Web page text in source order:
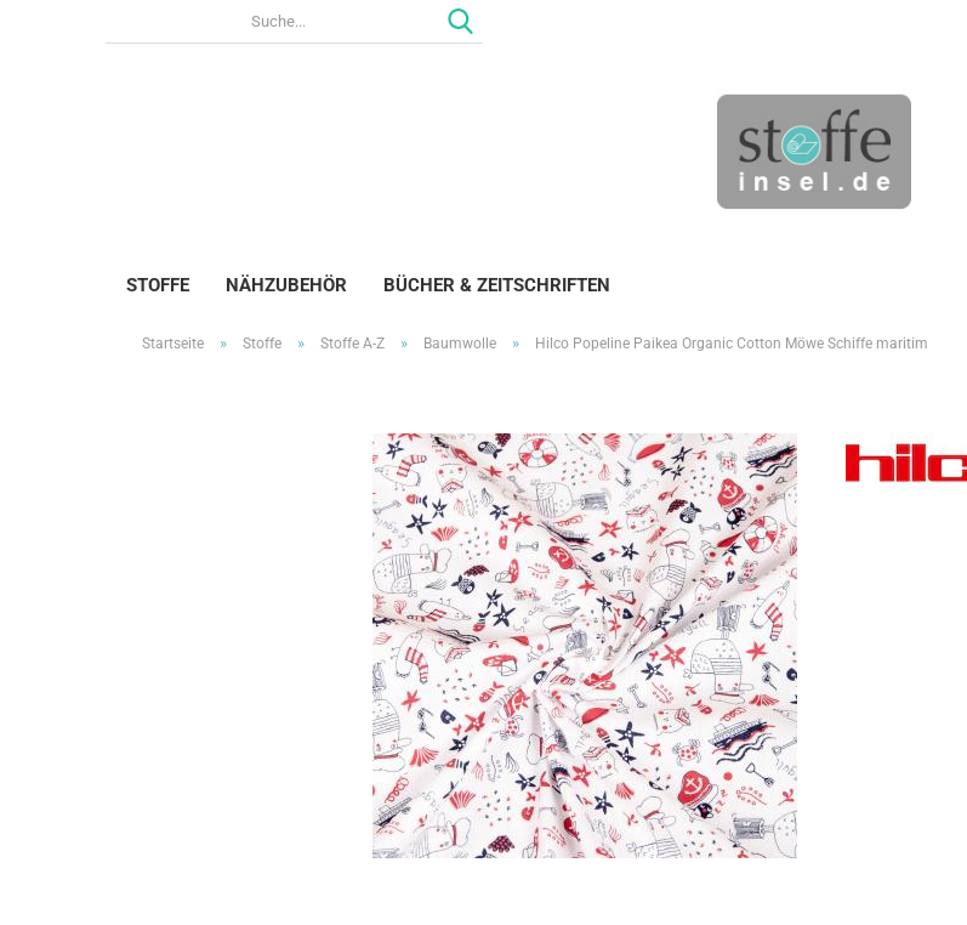
STOFFE NÄHZUBEHÖR BÜCHER & ZEITSCHRIFTEN
Startseite » Stoffe » Stoffe A-Z » Baumwolle » Hilco Popeline Paikea Organic Cotton Möwe Schiffe maritim